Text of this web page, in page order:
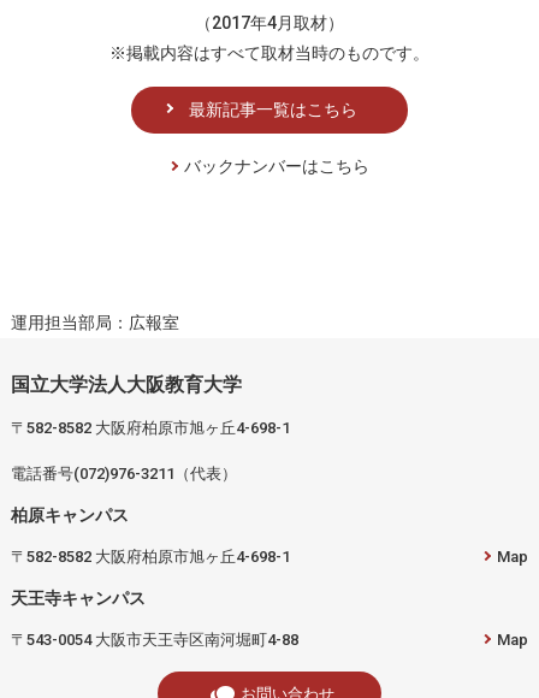
（2017年4月取材）
※掲載内容はすべて取材当時のものです。
最新記事一覧はこちら
バックナンバーはこちら
運用担当部局：広報室
国立大学法人大阪教育大学
〒582-8582 大阪府柏原市旭ヶ丘4-698-1
電話番号(072)976-3211（代表）
柏原キャンパス
〒582-8582 大阪府柏原市旭ヶ丘4-698-1 Map
天王寺キャンパス
〒543-0054 大阪市天王寺区南河堀町4-88 Map
お問い合わせ